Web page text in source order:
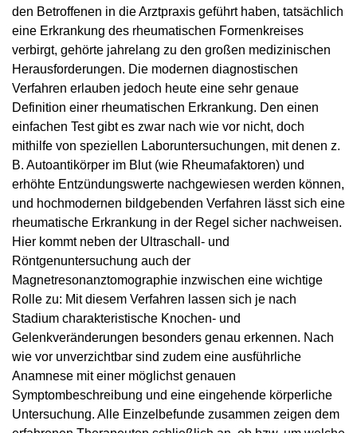
den Betroffenen in die Arztpraxis geführt haben, tatsächlich
eine Erkrankung des rheumatischen Formenkreises
verbirgt, gehörte jahrelang zu den großen medizinischen
Herausforderungen. Die modernen diagnostischen
Verfahren erlauben jedoch heute eine sehr genaue
Definition einer rheumatischen Erkrankung. Den einen
einfachen Test gibt es zwar nach wie vor nicht, doch
mithilfe von speziellen Laboruntersuchungen, mit denen z.
B. Autoantikörper im Blut (wie Rheumafaktoren) und
erhöhte Entzündungswerte nachgewiesen werden können,
und hochmodernen bildgebenden Verfahren lässt sich eine
rheumatische Erkrankung in der Regel sicher nachweisen.
Hier kommt neben der Ultraschall- und
Röntgenuntersuchung auch der
Magnetresonanztomographie inzwischen eine wichtige
Rolle zu: Mit diesem Verfahren lassen sich je nach
Stadium charakteristische Knochen- und
Gelenkveränderungen besonders genau erkennen. Nach
wie vor unverzichtbar sind zudem eine ausführliche
Anamnese mit einer möglichst genauen
Symptombeschreibung und eine eingehende körperliche
Untersuchung. Alle Einzelbefunde zusammen zeigen dem